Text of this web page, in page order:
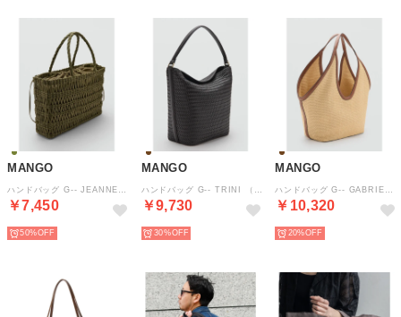
MANGO
￥7,450
50%
MANGO
￥9,730
30%
MANGO
￥10,320
20%